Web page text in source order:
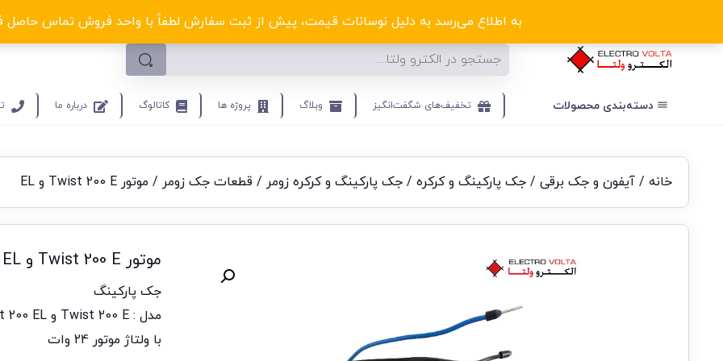
به اطلاع می‌رسد به دلیل نوسانات قیمت، پیش از ثبت سفارش لطفاً با واحد فروش تماس حاصل
الکترو ولتا با تخفیف‌های شگفت‌انگیز! کلیک کنید
دسته‌بندی‌ محصولات تخفیف‌های شگفت‌انگیز وبلاگ پروژه ها کاتالوگ درباره ما
خانه / آیفون و جک برقی / جک پارکینگ و کرکره / جک پارکینگ و کرکره زومر / قطعات جک زومر / موتور Twist 200 E و EL
موتور Twist 200 E و EL
جک پارکینگ
مدل : Twist 200 E و Twist 200 EL
با ولتاژ موتور 24 وات